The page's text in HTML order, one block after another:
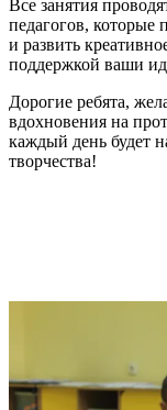
Все занятия
педагогов, которые
и развить
поддержкой ваши
Дорогие ребята,
вдохновения на
каждый день будет
творчества!